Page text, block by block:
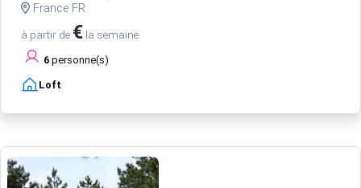
France FR
à partir de € la semaine
6 personne(s)
Loft